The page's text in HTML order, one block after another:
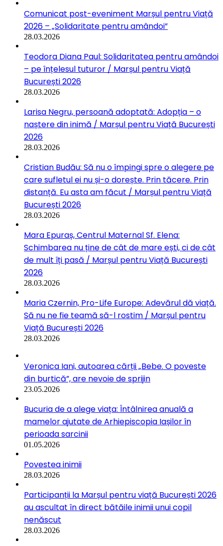
Comunicat post-eveniment Marșul pentru Viață
2026 – „Solidaritate pentru amândoi”
28.03.2026
Teodora Diana Paul: Solidaritatea pentru amândoi
– pe înțelesul tuturor / Marșul pentru Viață
București 2026
28.03.2026
Larisa Negru, persoană adoptată: Adopția – o
naștere din inimă / Marșul pentru Viață București
2026
28.03.2026
Cristian Budău: Să nu o împingi spre o alegere pe
care sufletul ei nu și-o dorește. Prin tăcere. Prin
distanță. Eu asta am făcut / Marșul pentru Viață
București 2026
28.03.2026
Mara Epuraș, Centrul Maternal Sf. Elena:
Schimbarea nu ține de cât de mare ești, ci de cât
de mult îți pasă / Marșul pentru Viață București
2026
28.03.2026
Maria Czernin, Pro-Life Europe: Adevărul dă viață.
Să nu ne fie teamă să-l rostim / Marșul pentru
Viață București 2026
28.03.2026
Veronica Iani, autoarea cărții „Bebe. O poveste
din burtică”, are nevoie de sprijin
23.05.2026
Bucuria de a alege viața: Întâlnirea anuală a
mamelor ajutate de Arhiepiscopia Iașilor în
perioada sarcinii
01.05.2026
Povestea inimii
28.03.2026
Participanții la Marșul pentru viață București 2026
au ascultat în direct bătăile inimii unui copil
nenăscut
28.03.2026